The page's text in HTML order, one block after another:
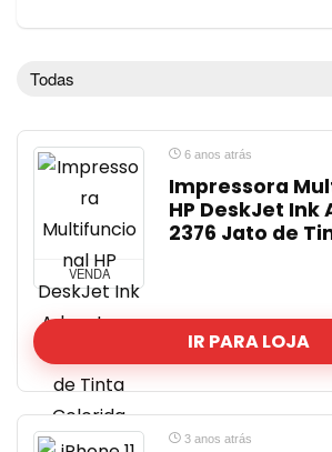
Cursos
Eletrônicos, Áudios e Videos
Esporte, Fitness e Lazer
ferramentas
Games
guia de compras
Higiene e Limpeza
Informática
Livros, Filmes e Series
MARKETPLACES
material escolar
Moda e Calçados
Todas
VENDA
6 anos atrás
Impressora
HP DeskJet Ink
2376 Jato de
IR PARA LOJA
3 anos atrás